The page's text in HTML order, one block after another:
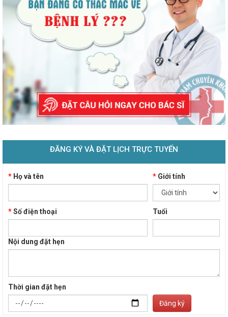
ĐĂNG KÝ VÀ ĐẶT LỊCH TRỰC TUYẾN
* Họ và tên *Giới tính
*Số điện thoại Tuổi
Nội dung đặt hẹn
Thời gian đặt hẹn
Đăng ký